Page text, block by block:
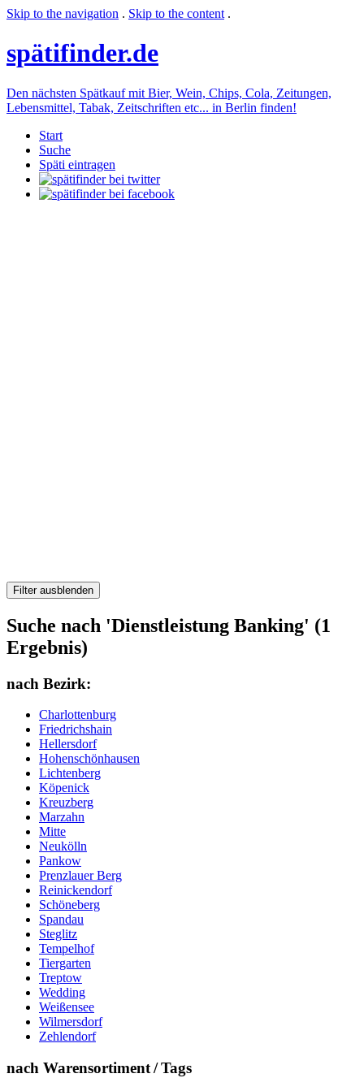
Skip to the navigation . Skip to the content .
spätifinder.de
Den nächsten Spätkauf mit Bier, Wein, Chips, Cola, Zeitungen,
Lebensmittel, Tabak, Zeitschriften etc... in Berlin finden!
Start
Suche
Späti eintragen
Filter ausblenden
Suche nach 'Dienstleistung Banking' (1
Ergebnis)
nach Bezirk:
Charlottenburg
Friedrichshain
Hellersdorf
Hohenschönhausen
Lichtenberg
Köpenick
Kreuzberg
Marzahn
Mitte
Neukölln
Pankow
Prenzlauer Berg
Reinickendorf
Schöneberg
Spandau
Steglitz
Tempelhof
Tiergarten
Treptow
Wedding
Weißensee
Wilmersdorf
Zehlendorf
nach Warensortiment / Tags